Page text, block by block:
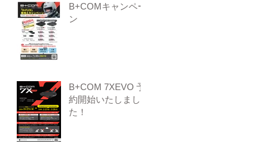
B+COMキャンペー
ン
B+COM 7XEVO 予
約開始いたしまし
た！